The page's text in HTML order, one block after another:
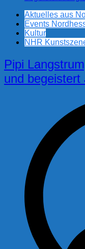
Aktuelles aus
Events
Kultur
NHR
Pipi
und begeistert